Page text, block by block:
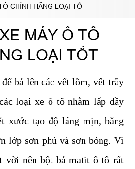
CHÍNH HÃNG LOẠI TỐT
MÁY Ô TÔ
LOẠI TỐT
bả lên các vết lõm, vết trầy
loại xe ô tô nhằm lấp đầy
xước tạo độ láng mịn, bằng
lớp sơn phủ và sơn bóng. Vì
vời nên bột bả matit ô tô rất